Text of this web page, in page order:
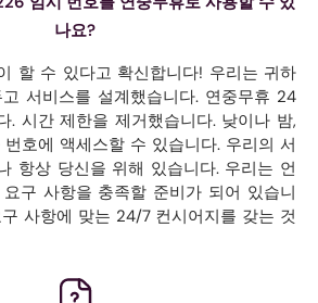
나요?
할 수 있다고 확신합니다! 우리는 귀하
서비스를 설계했습니다. 연중무휴 24
. 시간 제한을 제거했습니다. 낮이나 밤,
호에 액세스할 수 있습니다. 우리의 서
항상 당신을 위해 있습니다. 우리는 언
구 사항을 충족할 준비가 되어 있습니
사항에 맞는 24/7 컨시어지를 갖는 것